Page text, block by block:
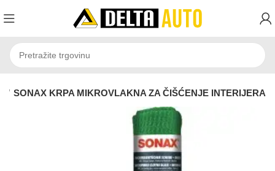
SONAX KRPA MIKROVLAKNA ZA ČIŠĆENJE INTERIJERA